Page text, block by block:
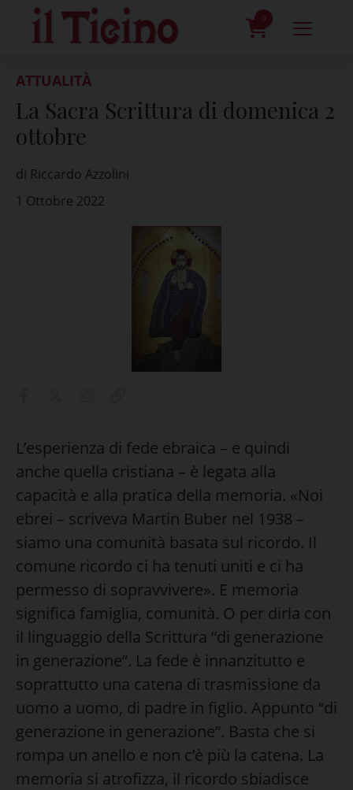
content
0
ATTUALITÀ
La Sacra Scrittura di domenica 2
ottobre
di Riccardo Azzolini
1 Ottobre 2022
L’esperienza di fede ebraica – e quindi
anche quella cristiana – è legata alla
capacità e alla pratica della memoria. «Noi
ebrei – scriveva Martin Buber nel 1938 –
siamo una comunità basata sul ricordo. Il
comune ricordo ci ha tenuti uniti e ci ha
permesso di sopravvivere». E memoria
significa famiglia, comunità. O per dirla con
il linguaggio della Scrittura “di generazione
in generazione”. La fede è innanzitutto e
soprattutto una catena di trasmissione da
uomo a uomo, di padre in figlio. Appunto “di
generazione in generazione”. Basta che si
rompa un anello e non c’è più la catena. La
memoria si atrofizza, il ricordo sbiadisce